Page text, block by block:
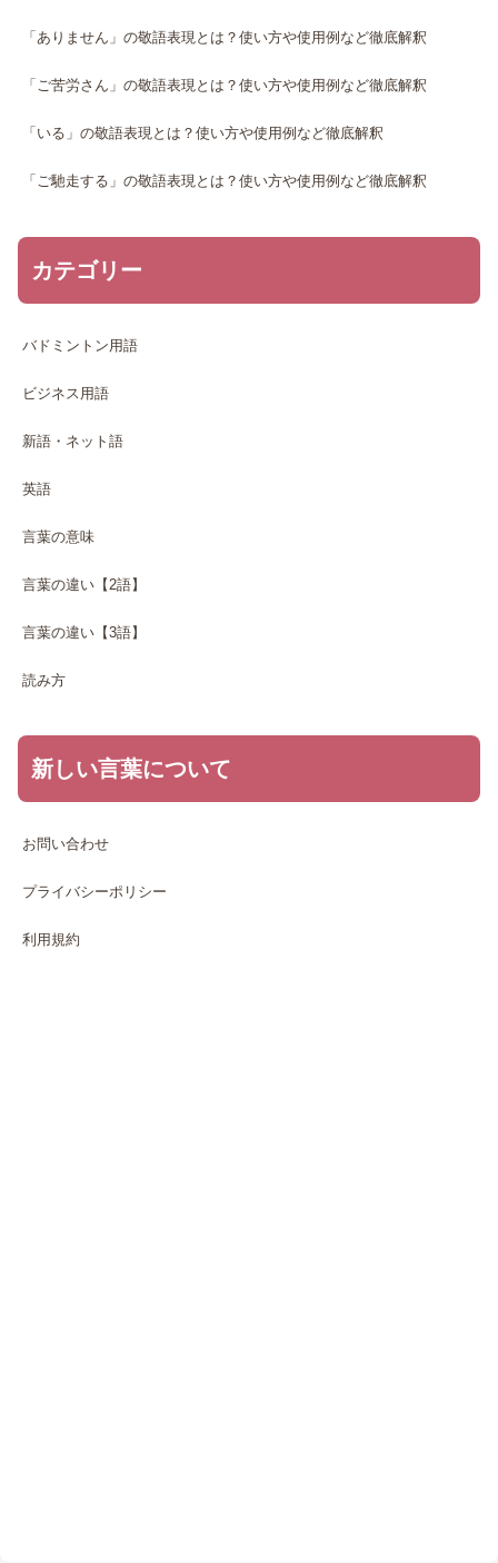
「ありません」の敬語表現とは？使い方や使用例など徹底解釈
「ご苦労さん」の敬語表現とは？使い方や使用例など徹底解釈
「いる」の敬語表現とは？使い方や使用例など徹底解釈
「ご馳走する」の敬語表現とは？使い方や使用例など徹底解釈
カテゴリー
バドミントン用語
ビジネス用語
新語・ネット語
英語
言葉の意味
言葉の違い【2語】
言葉の違い【3語】
読み方
新しい言葉について
お問い合わせ
プライバシーポリシー
利用規約